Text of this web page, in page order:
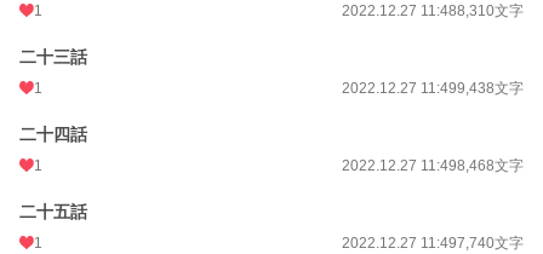
1 2022.12.27 11:488,310文字
二十三話
1 2022.12.27 11:499,438文字
二十四話
1 2022.12.27 11:498,468文字
二十五話
1 2022.12.27 11:497,740文字